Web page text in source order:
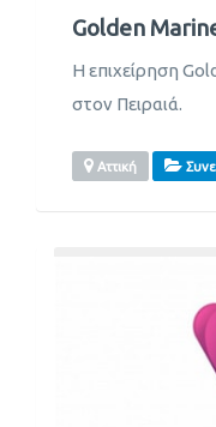
Golden
H επιχείρηση
στον Πειραιά.
Αττική